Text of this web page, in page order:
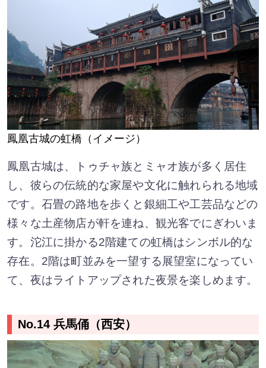
鳳凰古城の虹橋（イメージ）
鳳凰古城は、トゥチャ族とミャオ族が多く居住
し、彼らの伝統的な家屋や文化に触れられる地域
です。石畳の路地を歩くと銀細工や工芸品などの
様々な土産物店が軒を連ね、観光客でにぎわいま
す。沱江に掛かる2階建ての虹橋はシンボル的な
存在。2階は町並みを一望する展望室になってい
て、夜はライトアップされた夜景を楽しめます。
No.14 兵馬俑（西安）